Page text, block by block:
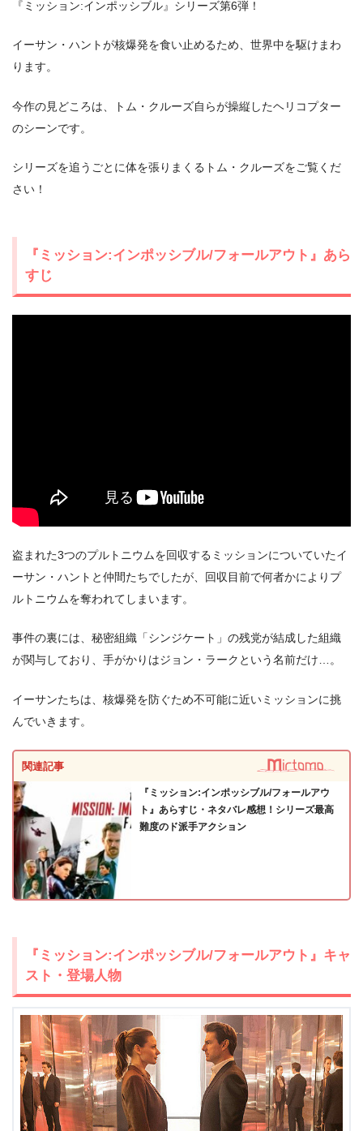
今すぐ無料でU-NEXTで見る
出典:U-NEXT
『ミッション:インポッシブル』シリーズ第6弾！
イーサン・ハントが核爆発を食い止めるため、世界中を駆けまわ
ります。
今作の見どころは、トム・クルーズ自らが操縦したヘリコプター
のシーンです。
シリーズを追うごとに体を張りまくるトム・クルーズをご覧くだ
さい！
『ミッション:インポッシブル/フォールアウト』あら
すじ
盗まれた3つのプルトニウムを回収するミッションについていたイ
ーサン・ハントと仲間たちでしたが、回収目前で何者かによりプ
ルトニウムを奪われてしまいます。
事件の裏には、秘密組織「シンジケート」の残党が結成した組織
が関与しており、手がかりはジョン・ラークという名前だけ…。
イーサンたちは、核爆発を防ぐため不可能に近いミッションに挑
んでいきます。
関連記事
『ミッション:インポッシブル/フォールアウ
ト』あらすじ・ネタバレ感想！シリーズ最高
難度のド派手アクション
『ミッション:インポッシブル/フォールアウト』キャ
スト・登場人物